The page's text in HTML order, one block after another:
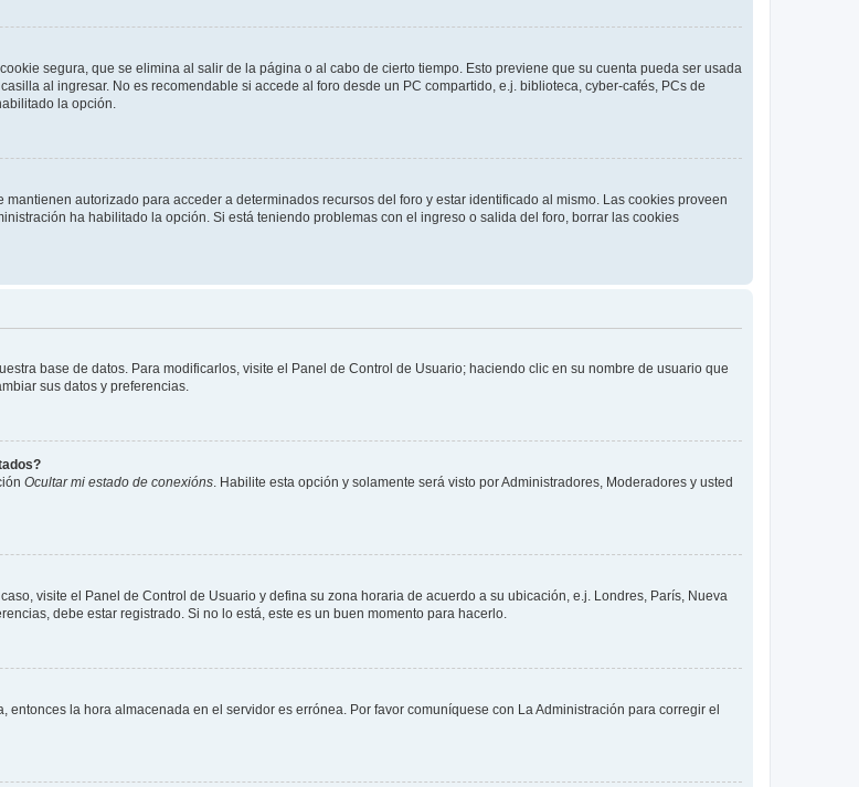
segura, que se elimina al salir de la página o al cabo de cierto tiempo. Esto previene que su cuenta pueda ser usada
al ingresar. No es recomendable si accede al foro desde un PC compartido, e.j. biblioteca, cyber-cafés, PCs de
la opción.
autorizado para acceder a determinados recursos del foro y estar identificado al mismo. Las cookies proveen
ha habilitado la opción. Si está teniendo problemas con el ingreso o salida del foro, borrar las cookies
base de datos. Para modificarlos, visite el Panel de Control de Usuario; haciendo clic en su nombre de usuario que
sus datos y preferencias.
Ocultar mi estado de conexións. Habilite esta opción y solamente será visto por Administradores, Moderadores y usted
visite el Panel de Control de Usuario y defina su zona horaria de acuerdo a su ubicación, e.j. Londres, París, Nueva
debe estar registrado. Si no lo está, este es un buen momento para hacerlo.
la hora almacenada en el servidor es errónea. Por favor comuníquese con La Administración para corregir el